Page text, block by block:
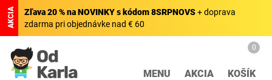
AKCIA Zľava 20 % na NOVINKY s kódom 8SRPNOVS+ doprava
zdarma pri objednávke nad € 60
MENU AKCIA
0
KOŠÍK